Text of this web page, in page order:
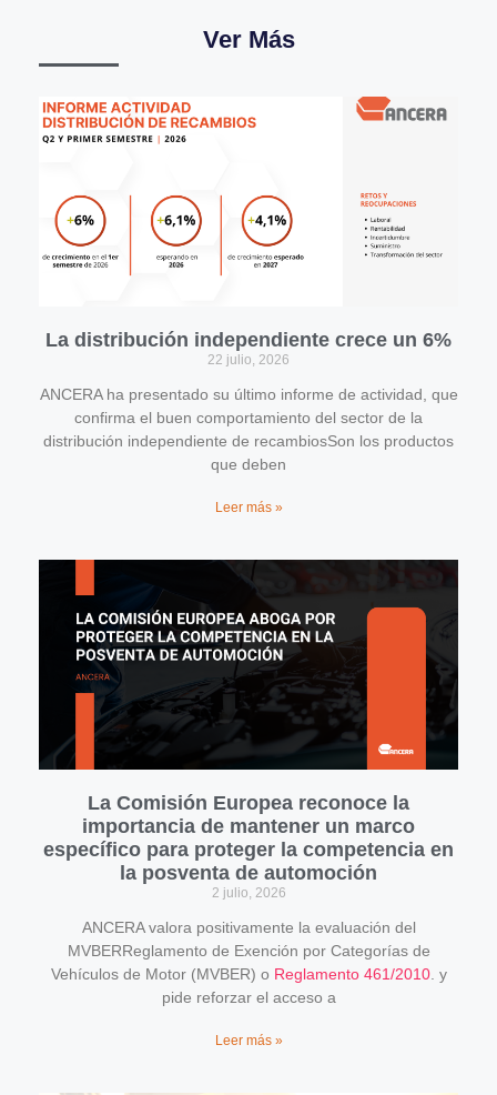
Ver Más
La distribución independiente crece un 6%
22 julio, 2026
ANCERA ha presentado su último informe de actividad, que
confirma el buen comportamiento del sector de la
distribución independiente de recambiosSon los productos
que deben
Leer más »
La Comisión Europea reconoce la
importancia de mantener un marco
específico para proteger la competencia en
la posventa de automoción
2 julio, 2026
ANCERA valora positivamente la evaluación del
MVBERReglamento de Exención por Categorías de
Vehículos de Motor (MVBER) o Reglamento 461/2010. y
pide reforzar el acceso a
Leer más »